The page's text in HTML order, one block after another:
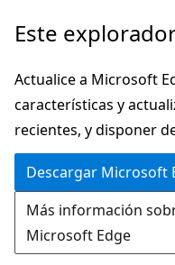
Ir
contenido
principal
Este
Actualice a Microsoft
características y
recientes, y disponer
Descargar Microsoft
Más información
Microsoft Edge